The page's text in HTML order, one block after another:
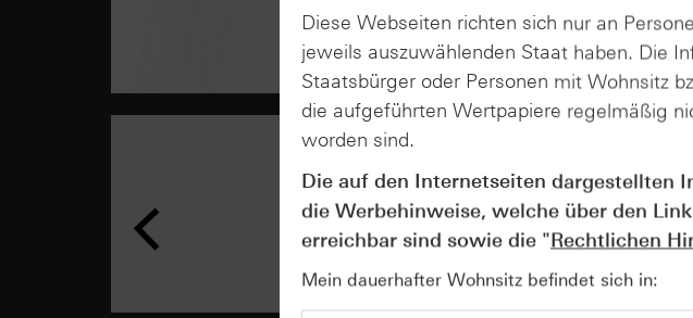
AUGUST
07
Wie
Diese Webseiten richten sich nur an
jeweils auszuwählenden Staat haben. Die
Staatsbürger oder Personen mit Wohnsitz
die aufgeführten Wertpapiere regelmäßig
worden sind.
Die auf den Internetseiten dargestellten
die Werbehinweise, welche über den
erreichbar sind sowie die "Rechtlichen
Mein dauerhafter Wohnsitz befindet sich in: